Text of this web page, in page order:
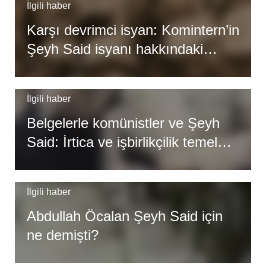
İlgili haber
Karşı devrimci isyan: Komintern’in
Şeyh Said isyanı hakkındaki
tutumu (Belgeler)
İlgili haber
Belgelerle komünistler ve Şeyh
Said: İrtica ve işbirlikçilik temel
İlgili haber
Abdullah Öcalan Şeyh Said için
ne demişti?